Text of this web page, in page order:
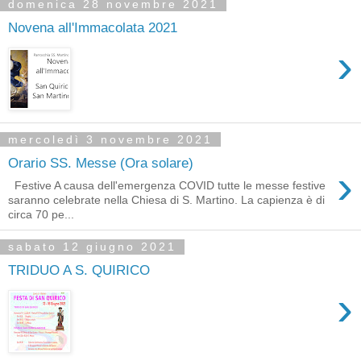
domenica 28 novembre 2021
Novena all'Immacolata 2021
›
mercoledì 3 novembre 2021
Orario SS. Messe (Ora solare) ›
Festive A causa dell'emergenza COVID tutte le messe festive
saranno celebrate nella Chiesa di S. Martino. La capienza è di
circa 70 pe...
sabato 12 giugno 2021
TRIDUO A S. QUIRICO
›